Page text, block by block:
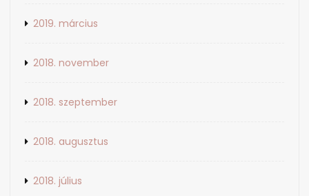
2019. március
2018. november
2018. szeptember
2018. augusztus
2018. július